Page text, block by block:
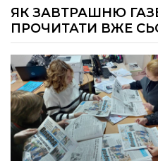
14:12
Досі ВПО? Юристка
внутрішньо
14:04
01 сер
Учасниця
людина року –
Аліна Кулик
15:58 Літо в Жовтих
ЯК ЗАВТРАШНЮ
ПРОЧИТАТИ ВЖЕ